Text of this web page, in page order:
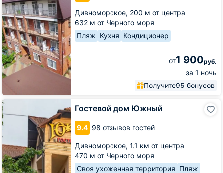
Дивноморское, 200 м от центра
632 м от Черного моря
Пляж Кухня Кондиционер
от1 900руб.
за 1 ночь
Получите95 бонусов
Гостевой дом Южный
9.4 98 отзывов гостей
Дивноморское, 1.1 км от центра
470 м от Черного моря
Своя ухоженная территория Пляж
Гостевой
дом
Южный